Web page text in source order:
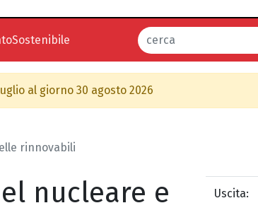
al giorno 30 agosto 2026
rinnovabili
nucleare e
Uscita: